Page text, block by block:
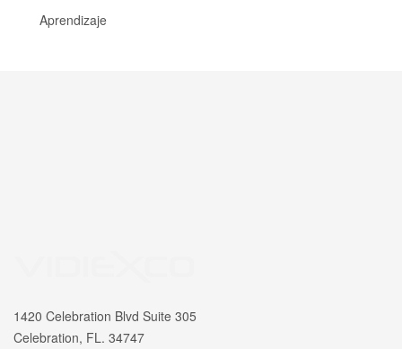
Aprendizaje
1420 Celebration Blvd Suite 305
Celebration, FL. 34747